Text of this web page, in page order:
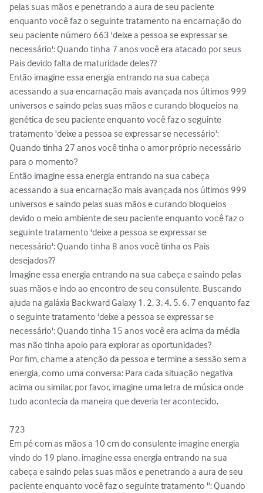
pelas suas mãos e penetrando a aura de seu paciente
enquanto você faz o seguinte tratamento na encarnação do
seu paciente número 663 'deixe a pessoa se expressar se
necessário': Quando tinha 7 anos você era atacado por seus
Pais devido falta de maturidade deles??
Então imagine essa energia entrando na sua cabeça
acessando a sua encarnação mais avançada nos últimos 999
universos e saindo pelas suas mãos e curando bloqueios na
genética de seu paciente enquanto você faz o seguinte
tratamento 'deixe a pessoa se expressar se necessário':
Quando tinha 27 anos você tinha o amor próprio necessário
para o momento?
Então imagine essa energia entrando na sua cabeça
acessando a sua encarnação mais avançada nos últimos 999
universos e saindo pelas suas mãos e curando bloqueios
devido o meio ambiente de seu paciente enquanto você faz o
seguinte tratamento 'deixe a pessoa se expressar se
necessário': Quando tinha 8 anos você tinha os Pais
desejados??
Imagine essa energia entrando na sua cabeça e saindo pelas
suas mãos e indo ao encontro de seu consulente. Buscando
ajuda na galáxia Backward Galaxy 1, 2, 3, 4, 5. 6, 7 enquanto faz
o seguinte tratamento 'deixe a pessoa se expressar se
necessário': Quando tinha 15 anos você era acima da média
mas não tinha apoio para explorar as oportunidades?
Por fim, chame a atenção da pessoa e termine a sessão sem a
energia, como uma conversa: Para cada situação negativa
acima ou similar, por favor, imagine uma letra de música onde
tudo acontecia da maneira que deveria ter acontecido.
723
Em pé com as mãos a 10 cm do consulente imagine energia
vindo do 19 plano, imagine essa energia entrando na sua
cabeça e saindo pelas suas mãos e penetrando a aura de seu
paciente enquanto você faz o seguinte tratamento '': Quando